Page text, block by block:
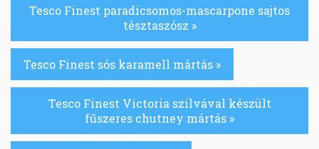
Tesco Finest paradicsomos-mascarpone sajtos
tésztaszósz »
Tesco Finest sós karamell mártás »
Tesco Finest Victoria szilvával készült
fűszeres chutney mártás »